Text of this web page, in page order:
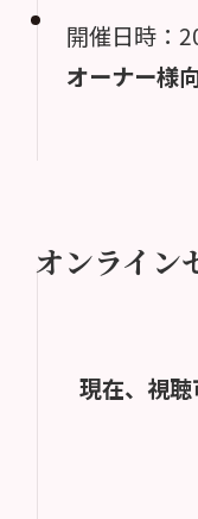
開催日時：
オーナー様
オンライン
現在、視